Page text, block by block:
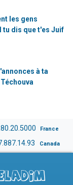
les gens
tu dis que t'es Juif
à ta
France
Canada